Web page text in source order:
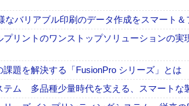
バリアブル印刷のデータ作成をスマート＆
リントのワンストップソリューションの実
題を解決する「FusionPro シリーズ」とは
ム 多品種少量時代を支える、スマートな